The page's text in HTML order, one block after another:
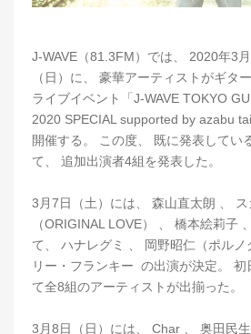
J-WAVE（81.3FM）では、 2020年3
（日）に、 豪華アーティストがギタ
ライブイベント「J-WAVE TOKYO
2020 SPECIAL supported by azabu
開催する。 この度、 既に発表してい
て、 追加出演者4組を発表した。
3月7日（土）には、 森山直太朗 、
（ORIGINAL LOVE） 、 橋本絵莉子
て、 ハナレグミ 、 岡野昭仁（ポルノ
リー・フランキー の出演が決定。 初
て全8組のアーティストが出揃った。
3月8日（日）には、 Char 、 奥田民